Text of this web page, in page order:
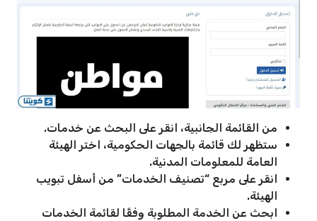
من القائمة الجانبية، انقر على البحث عن خدمات.
ستظهر لك قائمة بالجهات الحكومية، اختر الهيئة
العامة للمعلومات المدنية.
انقر على مربع “تصنيف الخدمات” من أسفل تبويب
الهيئة.
ابحث عن الخدمة المطلوبة وفقًا لقائمة الخدمات